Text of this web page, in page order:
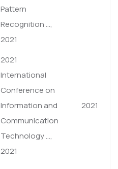
Pattern
Recognition …,
2021
2021
International
Conference on
Information and
Communication
Technology …,
2021
2021